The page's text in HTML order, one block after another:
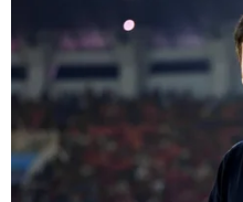
Mỹ kiểm soát được
rừng lớn tại
26/07/2022 04:04
Ngày 25/7, đội cứu hỏa
đám cháy rừng lớn nhất từ